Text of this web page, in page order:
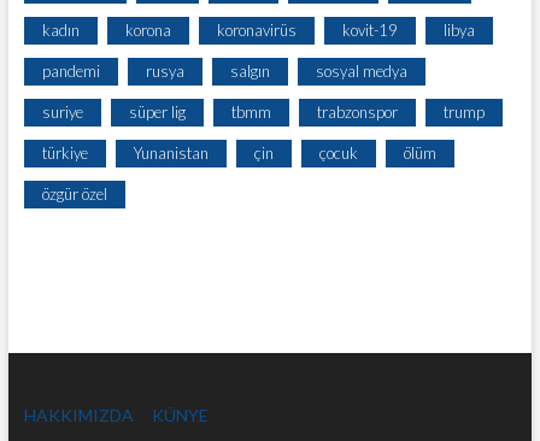
kadın korona koronavirüs kovit-19 libya
pandemi rusya salgın sosyal medya
suriye süper lig tbmm trabzonspor trump
türkiye Yunanistan çin çocuk ölüm
özgür özel
HAKKIMIZDA KÜNYE